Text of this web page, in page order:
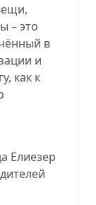
– это
в
и
как к
Елиезер